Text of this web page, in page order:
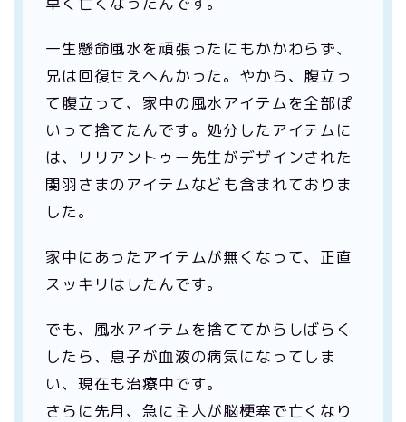
一生懸命風水を頑張ったにもかかわらず、
兄は回復せえへんかった。やから、腹立っ
て腹立って、家中の風水アイテムを全部ぽ
いって捨てたんです。処分したアイテムに
は、リリアントゥー先生がデザインされた
関羽さまのアイテムなども含まれておりま
した。
家中にあったアイテムが無くなって、正直
スッキリはしたんです。
でも、風水アイテムを捨ててからしばらく
したら、息子が血液の病気になってしま
い、現在も治療中です。
さらに先月、急に主人が脳梗塞で亡くなり